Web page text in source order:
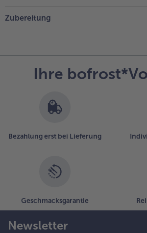
Zubereitung
Ihre
Bezahlung erst bei Lieferung
Geschmacksgarantie
Newsletter